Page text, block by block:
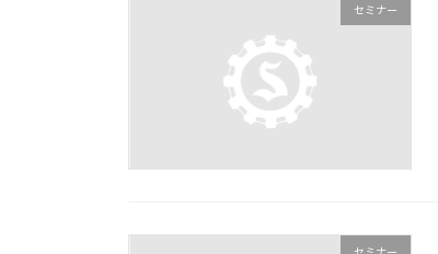
セミナー